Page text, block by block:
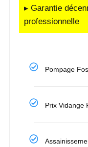
▸ Garantie
professionnelle
Pompage
Prix Vidange